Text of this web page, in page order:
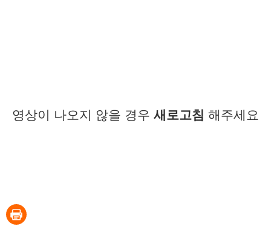
영상이 나오지 않을 경우 새로고침 해주세요